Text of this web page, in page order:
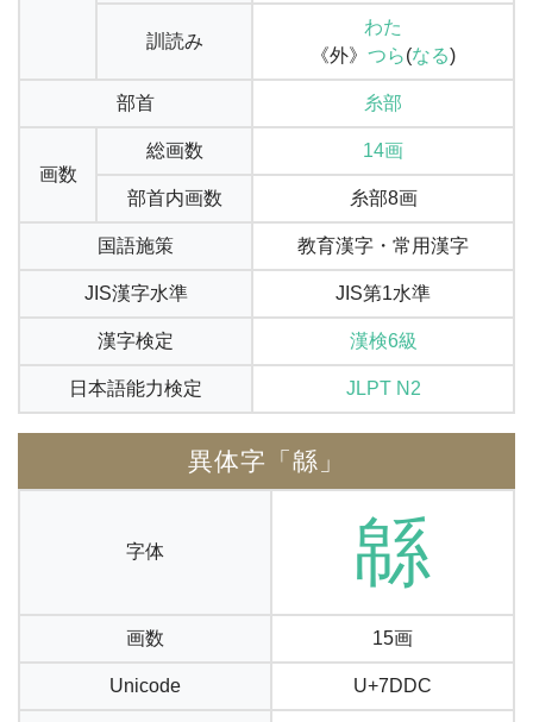
訓読み
わた
《外》 つら(なる)
部首 糸部
画数
総画数 14画
部首内画数 糸部8画
国語施策 教育漢字・常用漢字
JIS漢字水準 JIS第1水準
漢字検定 漢検6級
日本語能力検定 JLPT N2
異体字「緜」
字体 緜
画数 15画
Unicode U+7DDC